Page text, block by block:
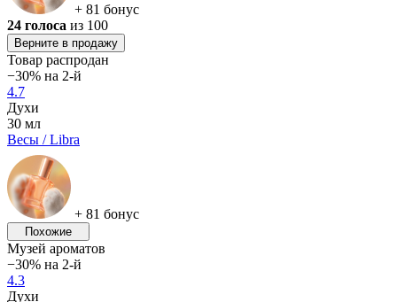
+ 81 бонус
24 голоса из 100
Верните в продажу
Товар распродан
−30% на 2-й
4.7
Духи
30 мл
Весы / Libra
+ 81 бонус
Похожие
Музей ароматов
−30% на 2-й
4.3
Духи